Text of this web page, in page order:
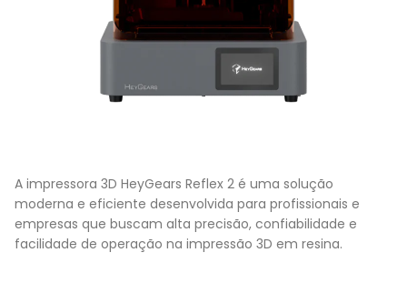
A impressora 3D HeyGears Reflex 2 é uma solução
moderna e eficiente desenvolvida para profissionais e
empresas que buscam alta precisão, confiabilidade e
facilidade de operação na impressão 3D em resina.